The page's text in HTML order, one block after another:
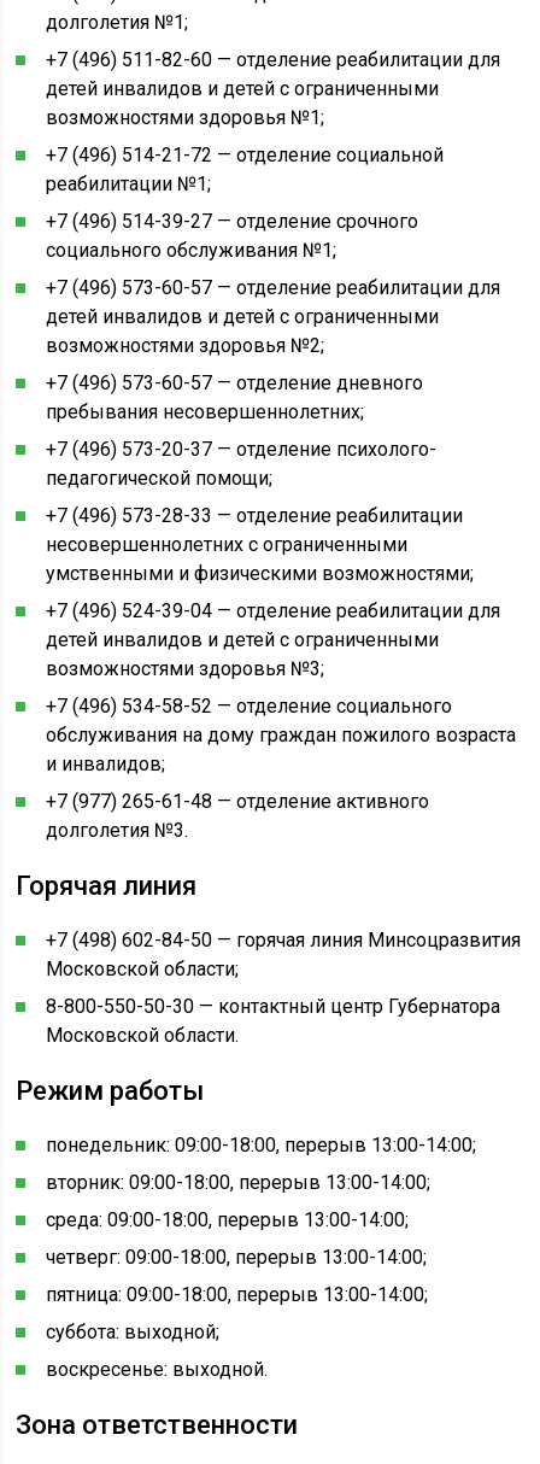
долголетия №1;
+7 (496) 511-82-60 — отделение реабилитации для
детей инвалидов и детей с ограниченными
возможностями здоровья №1;
+7 (496) 514-21-72 — отделение социальной
реабилитации №1;
+7 (496) 514-39-27 — отделение срочного
социального обслуживания №1;
+7 (496) 573-60-57 — отделение реабилитации для
детей инвалидов и детей с ограниченными
возможностями здоровья №2;
+7 (496) 573-60-57 — отделение дневного
пребывания несовершеннолетних;
+7 (496) 573-20-37 — отделение психолого-
педагогической помощи;
+7 (496) 573-28-33 — отделение реабилитации
несовершеннолетних с ограниченными
умственными и физическими возможностями;
+7 (496) 524-39-04 — отделение реабилитации для
детей инвалидов и детей с ограниченными
возможностями здоровья №3;
+7 (496) 534-58-52 — отделение социального
обслуживания на дому граждан пожилого возраста
и инвалидов;
+7 (977) 265-61-48 — отделение активного
долголетия №3.
Горячая линия
+7 (498) 602-84-50 — горячая линия Минсоцразвития
Московской области;
8-800-550-50-30 — контактный центр Губернатора
Московской области.
Режим работы
понедельник: 09:00-18:00, перерыв 13:00-14:00;
вторник: 09:00-18:00, перерыв 13:00-14:00;
среда: 09:00-18:00, перерыв 13:00-14:00;
четверг: 09:00-18:00, перерыв 13:00-14:00;
пятница: 09:00-18:00, перерыв 13:00-14:00;
суббота: выходной;
воскресенье: выходной.
Зона ответственности